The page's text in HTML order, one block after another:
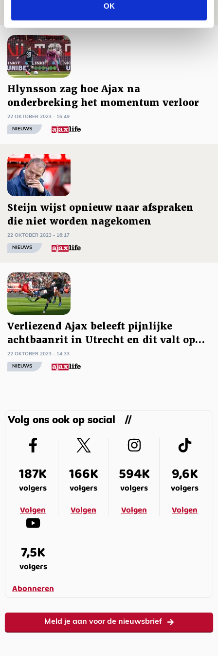
OK
Hlynsson zag hoe Ajax na
onderbreking het momentum verloor
22 OKTOBER 2023 - 16:49
NIEUWS
Steijn wijst opnieuw naar afspraken
die niet worden nagekomen
22 OKTOBER 2023 - 16:17
NIEUWS
Verliezend Ajax beleeft pijnlijke
achtbaanrit in Utrecht en dit valt op…
22 OKTOBER 2023 - 14:33
NIEUWS
Volg ons ook op social
187K
volgers
Volgen
166K
volgers
Volgen
594K
volgers
Volgen
9,6K
volgers
Volgen
7,5K
volgers
Abonneren
Meld je aan voor de nieuwsbrief